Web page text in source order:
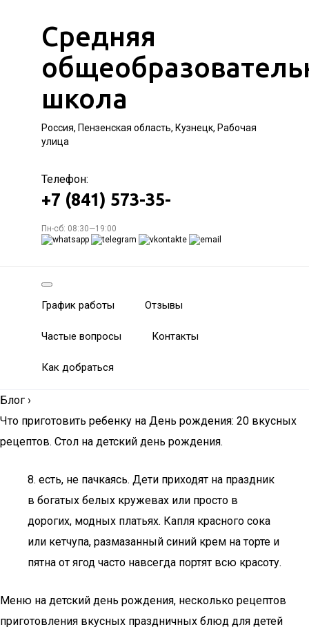
Средняя
школа
Россия, Пензенская область, Кузнецк, Рабочая
улица
Телефон:
+7 (841) 573-35-
Пн-сб: 08:30—19:00
График работы Отзывы
Частые вопросы Контакты
Как добраться
Блог ›
Что приготовить ребенку на День рождения: 20 вкусных
рецептов. Стол на детский день рождения.
8. есть, не пачкаясь. Дети приходят на праздник
в богатых белых кружевах или просто в
дорогих, модных платьях. Капля красного сока
или кетчупа, размазанный синий крем на торте и
пятна от ягод часто навсегда портят всю красоту.
Меню на детский день рождения, несколько рецептов
приготовления вкусных праздничных блюд для детей